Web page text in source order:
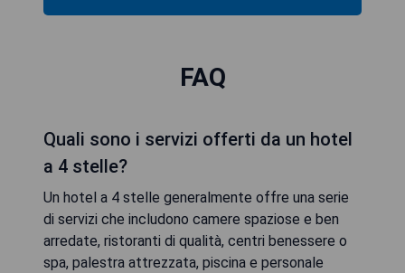
FAQ
Quali sono i servizi offerti da un hotel
a 4 stelle?
Un hotel a 4 stelle generalmente offre una serie
di servizi che includono camere spaziose e ben
arredate, ristoranti di qualità, centri benessere o
spa, palestra attrezzata, piscina e personale